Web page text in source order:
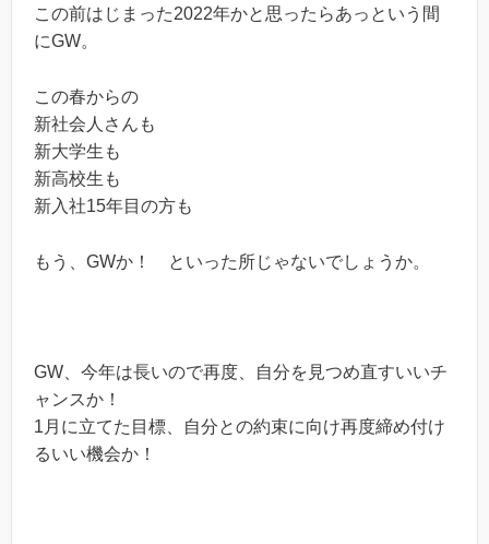
この前はじまった2022年かと思ったらあっという間
にGW。
この春からの
新社会人さんも
新大学生も
新高校生も
新入社15年目の方も
もう、GWか！ といった所じゃないでしょうか。
GW、今年は長いので再度、自分を見つめ直すいいチ
ャンスか！
1月に立てた目標、自分との約束に向け再度締め付け
るいい機会か！